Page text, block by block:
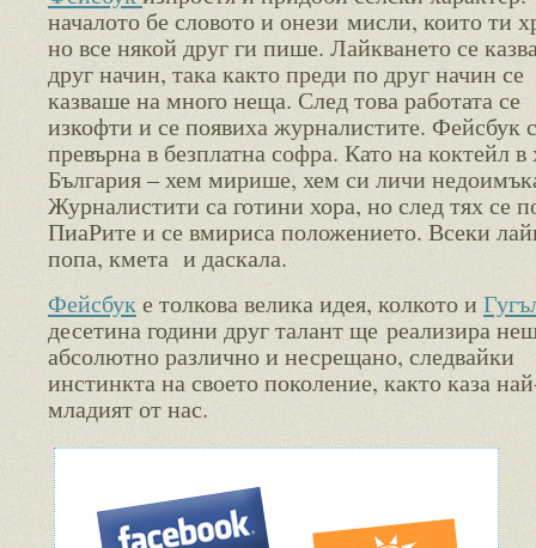
началото бе словото и онези мисли, които ти
но все някой друг ги пише. Лайкването се
друг начин, така както преди по друг начин се
казваше на много неща. След това работата се
изкофти и се появиха журналистите. Фейсбук
превърна в безплатна софра. Като на коктейл в
България – хем мирише, хем си личи
Журналистити са готини хора, но след тях се
ПиаРите и се вмириса положението. Всеки
попа, кмета и даскала.
Фейсбуке толкова велика идея, колкото и
десетина години друг талант ще реализира
абсолютно различно и несрещано, следвайки
инстинкта на своето поколение, както каза
младият от нас.